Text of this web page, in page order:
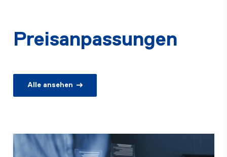
Preisanpassungen
Alle ansehen